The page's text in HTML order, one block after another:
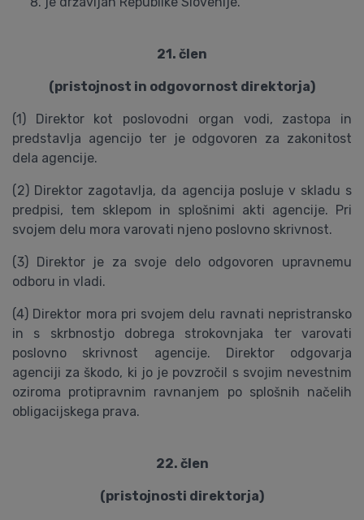
21. člen
(pristojnost in odgovornost direktorja)
(1) Direktor kot poslovodni organ vodi, zastopa in
predstavlja agencijo ter je odgovoren za zakonitost
dela agencije.
(2) Direktor zagotavlja, da agencija posluje v skladu s
predpisi, tem sklepom in splošnimi akti agencije. Pri
svojem delu mora varovati njeno poslovno skrivnost.
(3) Direktor je za svoje delo odgovoren upravnemu
odboru in vladi.
(4) Direktor mora pri svojem delu ravnati nepristransko
in s skrbnostjo dobrega strokovnjaka ter varovati
poslovno skrivnost agencije. Direktor odgovarja
agenciji za škodo, ki jo je povzročil s svojim nevestnim
oziroma protipravnim ravnanjem po splošnih načelih
obligacijskega prava.
22. člen
(pristojnosti direktorja)